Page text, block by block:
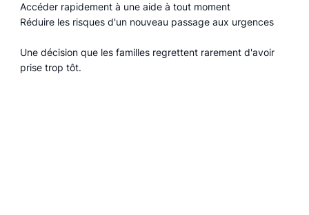
Accéder rapidement à une aide à tout moment
Réduire les risques d'un nouveau passage aux urgences
Une décision que les familles regrettent rarement d'avoir
prise trop tôt.